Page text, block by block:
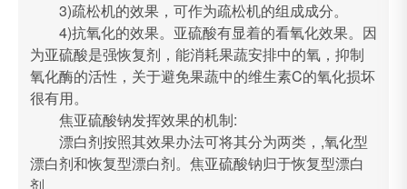
3)疏松机的效果，可作为疏松机的组成成分。
4)抗氧化的效果。亚硫酸有显着的看氧化效果。因
为亚硫酸是强恢复剂，能消耗果蔬安排中的氧，抑制
氧化酶的活性，关于避免果蔬中的维生素C的氧化损坏
很有用。
焦亚硫酸钠发挥效果的机制:
漂白剂按照其效果办法可将其分为两类，,氧化型
漂白剂和恢复型漂白剂。焦亚硫酸钠归于恢复型漂白
剂。